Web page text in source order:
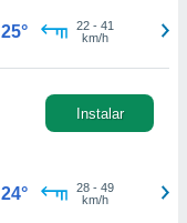
25° 22- 41
km/h
Instalar
24° 28- 49
km/h